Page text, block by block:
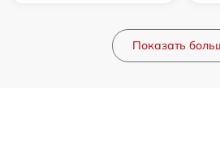
Показать